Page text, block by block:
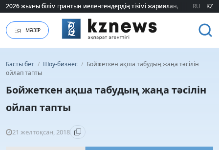
2026 жылғы білім грантын иеленгендердің тізімі жарияланды (ТІЗІМ)
2026 жылғы білім грантын иеленгендердің тізімі жарияланды (ТІЗІМ)
RU KZ
МӘЗІР
Басты бет / Шоу-бизнес / Бойжеткен ақша табудың жаңа тәсілін
ойлап тапты
Бойжеткен ақша табудың жаңа тәсілін
ойлап тапты
21 желтоқсан, 2018